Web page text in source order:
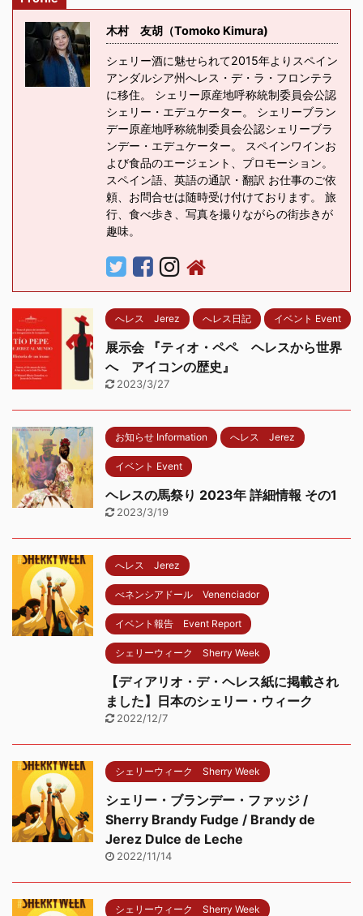
木村 友胡（Tomoko Kimura)
シェリー酒に魅せられて2015年よりスペイン
アンダルシア州へレス・デ・ラ・フロンテラ
に移住。 シェリー原産地呼称統制委員会公認
シェリー・エデュケーター。 シェリーブラン
デー原産地呼称統制委員会公認シェリーブラ
ンデー・エデュケーター。 スペインワインお
よび食品のエージェント、プロモーション。
スペイン語、英語の通訳・翻訳 お仕事のご依
頼、お問合せは随時受け付けております。 旅
行、食べ歩き、写真を撮りながらの街歩きが
趣味。
へレス Jerez へレス日記 イベント Event
展示会 『ティオ・ペペ ヘレスから世界
へ アイコンの歴史』
2023/3/27
お知らせ Information へレス Jerez
イベント Event
ヘレスの馬祭り 2023年 詳細情報 その1
2023/3/19
へレス Jerez
べネンシアドール Venenciador
イベント報告 Event Report
シェリーウィーク Sherry Week
【ディアリオ・デ・ヘレス紙に掲載され
ました】日本のシェリー・ウィーク
2022/12/7
シェリーウィーク Sherry Week
シェリー・ブランデー・ファッジ /
Sherry Brandy Fudge / Brandy de
Jerez Dulce de Leche
2022/11/14
シェリーウィーク Sherry Week